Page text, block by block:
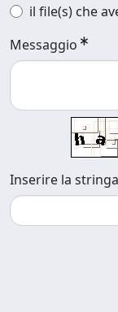
il file(s) che
Messaggio
Inserire la